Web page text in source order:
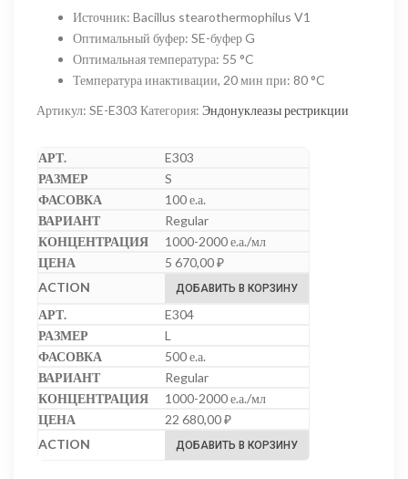
22
680,00 ₽
Источник: Bacillus stearothermophilus V1
Оптимальный буфер: SE-буфер G
Оптимальная температура: 55 °C
Температура инактивации, 20 мин при: 80 °C
Артикул: SE-E303 Категория: Эндонуклеазы рестрикции
E303
S
100 е.а.
Regular
1000-2000 е.а./мл
5 670,00₽
ДОБАВИТЬ В КОРЗИНУ
E304
L
500 е.а.
Regular
1000-2000 е.а./мл
22 680,00₽
ДОБАВИТЬ В КОРЗИНУ